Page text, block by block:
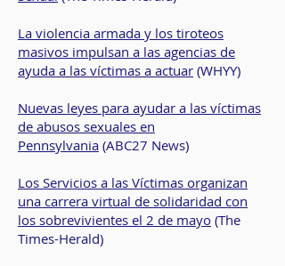
La violencia armada y los tiroteos
masivos impulsan a las agencias de
ayuda a las víctimas a actuar (WHYY)
Nuevas leyes para ayudar a las víctimas
de abusos sexuales en
Pennsylvania (ABC27 News)
Los Servicios a las Víctimas organizan
una carrera virtual de solidaridad con
los sobrevivientes el 2 de mayo (The
Times-Herald)